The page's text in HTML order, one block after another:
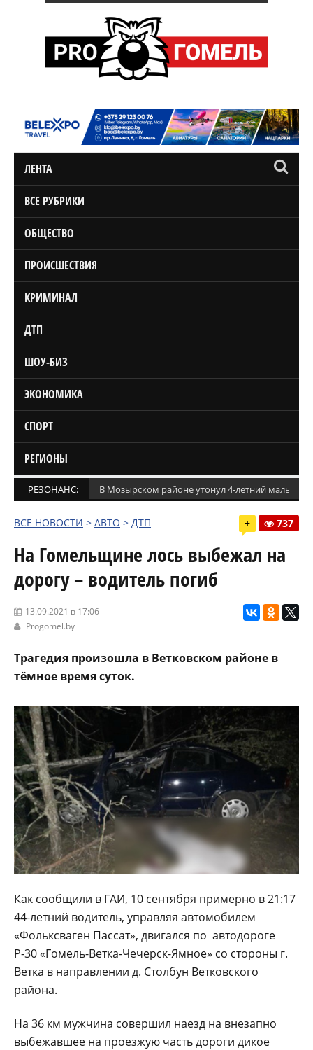
ЛЕНТА
ВСЕ РУБРИКИ
ОБЩЕСТВО
ПРОИСШЕСТВИЯ
КРИМИНАЛ
ДТП
ШОУ-БИЗ
ЭКОНОМИКА
СПОРТ
РЕГИОНЫ
РЕЗОНАНС: В Мозырском районе утонул 4-летний мальчик
ВСЕ НОВОСТИ > АВТО > ДТП + 737
На Гомельщине лось выбежал на
дорогу – водитель погиб
13.09.2021 в 17:06
Progomel.by
Трагедия произошла в Ветковском районе в
тёмное время суток.
Как сообщили в ГАИ, 10 сентября примерно в 21:17
44-летний водитель, управляя автомобилем
«Фольксваген Пассат», двигался по автодороге
Р-30 «Гомель-Ветка-Чечерск-Ямное» со стороны г.
Ветка в направлении д. Столбун Ветковского
района.
На 36 км мужчина совершил наезд на внезапно
выбежавшее на проезжую часть дороги дикое